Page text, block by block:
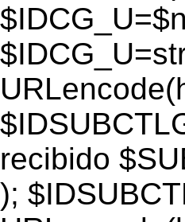
recibido
);